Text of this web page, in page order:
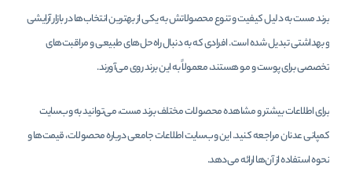
برند مست به دلیل کیفیت و تنوع محصولاتش به یکی از بهترین انتخاب‌ها در بازار آرایشی
و بهداشتی تبدیل شده است. افرادی که به دنبال راه‌حل‌های طبیعی و مراقبت‌های
تخصصی برای پوست و مو هستند، معمولاً به این برند روی می‌آورند.
برای اطلاعات بیشتر و مشاهده محصولات مختلف برند مست، می‌توانید به وب‌سایت
کمپانی عدنان مراجعه کنید. این وب‌سایت اطلاعات جامعی درباره محصولات، قیمت‌ها و
نحوه استفاده از آن‌ها ارائه می‌دهد.